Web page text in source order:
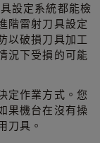
設定系統都能檢
階雷射刀具設定
以破損刀具加工
況下受損的可能
定作業方式。您
果機台在沒有操
刀具。